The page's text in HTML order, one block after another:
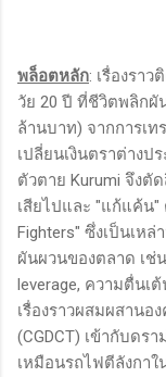
พล็อตหลัก: เรื่องรา
วัย 20 ปี ที่ชีวิตพลิกผัน
ล้านบาท) จากการเท
เปลี่ยนเงินตราต่างป
ตัวตาย Kurumi จึงตั
เสียไปและ "แก้แค้น"
Fighters" ซึ่งเป็นเห
ผันผวนของตลาด เช่
leverage, ความตื่นเ
เรื่องราวผสมผสานอ
(CGDCT) เข้ากับดร
เหมือนรถไฟตีลังกาใ